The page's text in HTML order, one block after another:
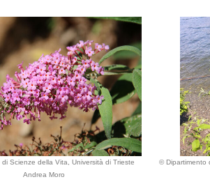
Scienze della Vita, Università di Trieste
Andrea Moro
© Dipartimento